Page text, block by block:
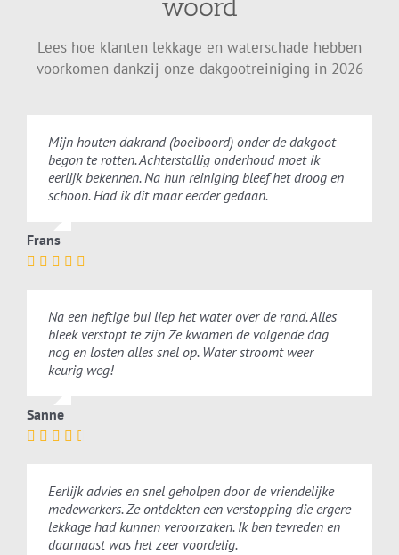
woord
Lees hoe klanten lekkage en waterschade hebben
voorkomen dankzij onze dakgootreiniging in 2026
Mijn houten dakrand (boeiboord) onder de dakgoot
begon te rotten. Achterstallig onderhoud moet ik
eerlijk bekennen. Na hun reiniging bleef het droog en
schoon. Had ik dit maar eerder gedaan.
Frans
Na een heftige bui liep het water over de rand. Alles
bleek verstopt te zijn Ze kwamen de volgende dag
nog en losten alles snel op. Water stroomt weer
keurig weg!
Sanne
Eerlijk advies en snel geholpen door de vriendelijke
medewerkers. Ze ontdekten een verstopping die ergere
lekkage had kunnen veroorzaken. Ik ben tevreden en
daarnaast was het zeer voordelig.